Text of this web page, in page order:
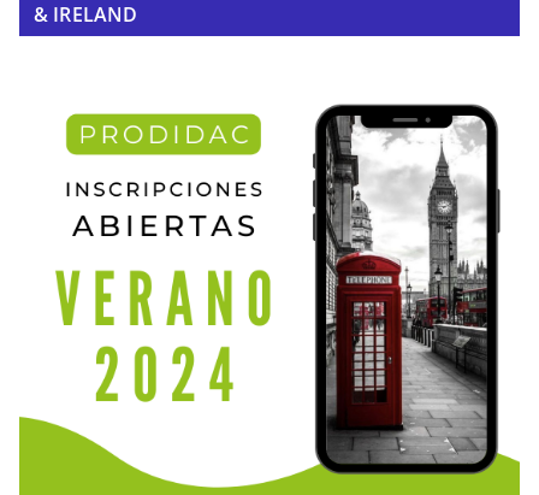
& IRELAND